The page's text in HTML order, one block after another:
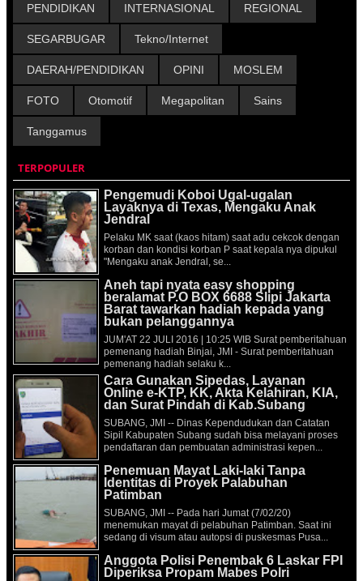
PENDIDIKAN INTERNASIONAL REGIONAL
SEGARBUGAR Tekno/Internet
DAERAH/PENDIDIKAN OPINI MOSLEM
FOTO Otomotif Megapolitan Sains
Tanggamus
TERPOPULER
Pengemudi Koboi Ugal-ugalan
Layaknya di Texas, Mengaku Anak
Jendral
Pelaku MK saat (kaos hitam) saat adu cekcok dengan
korban dan kondisi korban P saat kepala nya dipukul
"Mengaku anak Jendral, se...
Aneh tapi nyata easy shopping
beralamat P.O BOX 6688 Slipi Jakarta
Barat tawarkan hadiah kepada yang
bukan pelanggannya
JUM'AT 22 JULI 2016 | 10:25 WIB Surat pemberitahuan
pemenang hadiah Binjai, JMI - Surat pemberitahuan
pemenang hadiah selaku k...
Cara Gunakan Sipedas, Layanan
Online e-KTP, KK, Akta Kelahiran, KIA,
dan Surat Pindah di Kab.Subang
SUBANG, JMI -- Dinas Kependudukan dan Catatan
Sipil Kabupaten Subang sudah bisa melayani proses
pendaftaran dan pembuatan administrasi kepen...
Penemuan Mayat Laki-laki Tanpa
Identitas di Proyek Palabuhan
Patimban
SUBANG, JMI -- Pada hari Jumat (7/02/20)
menemukan mayat di pelabuhan Patimban. Saat ini
sedang di visum atau autopsi di puskesmas Pusa...
Anggota Polisi Penembak 6 Laskar FPI
Diperiksa Propam Mabes Polri